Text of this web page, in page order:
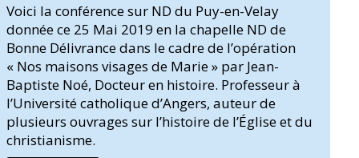
Voici la conférence sur ND du Puy-en-Velay
donnée ce 25 Mai 2019 en la chapelle ND de
Bonne Délivrance dans le cadre de l’opération
« Nos maisons visages de Marie » par Jean-
Baptiste Noé, Docteur en histoire. Professeur à
l’Université catholique d’Angers, auteur de
plusieurs ouvrages sur l’histoire de l’Église et du
christianisme.